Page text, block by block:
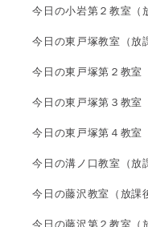
今日の小岩第２教室（
今日の東戸塚教室（放
今日の東戸塚第２教室
今日の東戸塚第３教室
今日の東戸塚第４教室
今日の溝ノ口教室（放
今日の藤沢教室（放課
今日の藤沢第２教室（